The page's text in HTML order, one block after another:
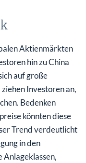
Aktienmärkten
hin zu China
auf große
Investoren an,
Bedenken
könnten diese
Trend verdeutlicht
in den
Anlageklassen,